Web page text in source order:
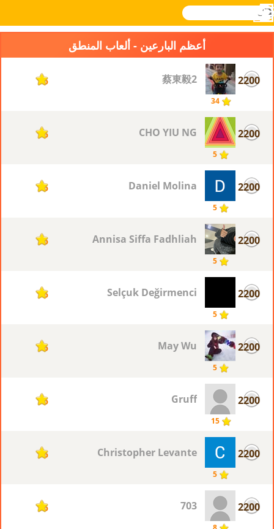
Novel
بحث
تسجيل
القائمة
أعظم البارعين - ألعاب المنطق
2200
34
蔡東毅2
5
2200
5
CHO YIU NG
5
2200
5
Daniel Molina
5
2200
5
Annisa Siffa Fadhliah
5
2200
5
Selçuk Değirmenci
5
2200
5
May Wu
5
2200
15
Gruff
5
2200
5
Christopher Levante
5
2200
703
5